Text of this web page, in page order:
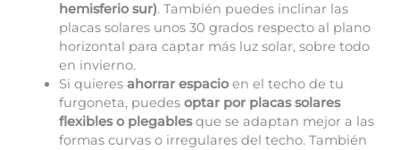
hemisferio sur). También puedes inclinar las
placas solares unos 30 grados respecto al plano
horizontal para captar más luz solar, sobre todo
en invierno.
Si quieresahorrar espacioen el techo de tu
furgoneta, puedesoptar por placas solares
flexibles o plegablesque se adaptan mejor a las
formas curvas o irregulares del techo. También